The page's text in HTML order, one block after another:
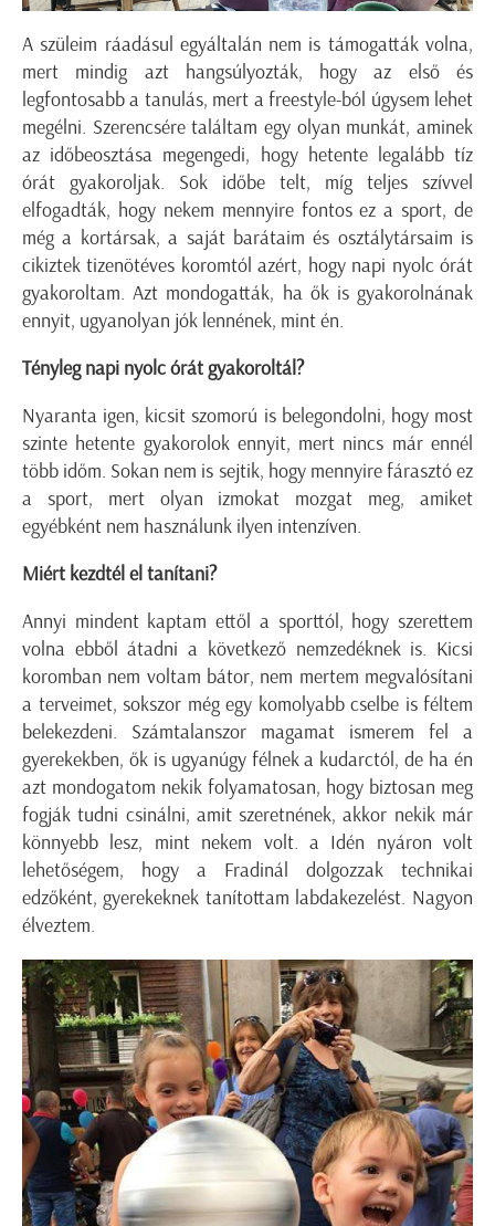
A szüleim ráadásul egyáltalán nem is támogatták volna,
mert mindig azt hangsúlyozták, hogy az első és
legfontosabb a tanulás, mert a freestyle-ból úgysem lehet
megélni. Szerencsére találtam egy olyan munkát, aminek
az időbeosztása megengedi, hogy hetente legalább tíz
órát gyakoroljak. Sok időbe telt, míg teljes szívvel
elfogadták, hogy nekem mennyire fontos ez a sport, de
még a kortársak, a saját barátaim és osztálytársaim is
cikiztek tizenötéves koromtól azért, hogy napi nyolc órát
gyakoroltam. Azt mondogatták, ha ők is gyakorolnának
ennyit, ugyanolyan jók lennének, mint én.
Tényleg napi nyolc órát gyakoroltál?
Nyaranta igen, kicsit szomorú is belegondolni, hogy most
szinte hetente gyakorolok ennyit, mert nincs már ennél
több időm. Sokan nem is sejtik, hogy mennyire fárasztó ez
a sport, mert olyan izmokat mozgat meg, amiket
egyébként nem használunk ilyen intenzíven.
Miért kezdtél el tanítani?
Annyi mindent kaptam ettől a sporttól, hogy szerettem
volna ebből átadni a következő nemzedéknek is. Kicsi
koromban nem voltam bátor, nem mertem megvalósítani
a terveimet, sokszor még egy komolyabb cselbe is féltem
belekezdeni. Számtalanszor magamat ismerem fel a
gyerekekben, ők is ugyanúgy félnek a kudarctól, de ha én
azt mondogatom nekik folyamatosan, hogy biztosan meg
fogják tudni csinálni, amit szeretnének, akkor nekik már
könnyebb lesz, mint nekem volt. a Idén nyáron volt
lehetőségem, hogy a Fradinál dolgozzak technikai
edzőként, gyerekeknek tanítottam labdakezelést. Nagyon
élveztem.